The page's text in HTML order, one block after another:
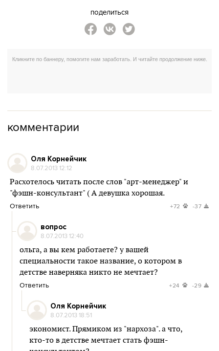
поделиться
комментарии
Оля Корнейчик
8.07.2013 12:12
Расхотелось читать после слов "арт-менеджер" и
"фэшн-консультант" ( А девушка хорошая.
Ответить +72 -37
вопрос
8.07.2013 12:40
ольга, а вы кем работаете? у вашей
специальности такое название, о котором в
детстве наверняка никто не мечтает?
Ответить +24 -29
Оля Корнейчик
8.07.2013 18:51
экономист. Прямиком из "нархоза". а что,
кто-то в детстве мечтает стать фэшн-